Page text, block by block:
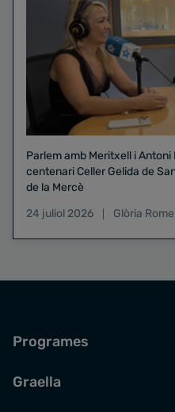
Parlem amb Meritxell i
centenari Celler Gelida de Sants, que enguany faran el pregó
de la Mercè
24 juliol 2026
Glòria
Programes
Graella